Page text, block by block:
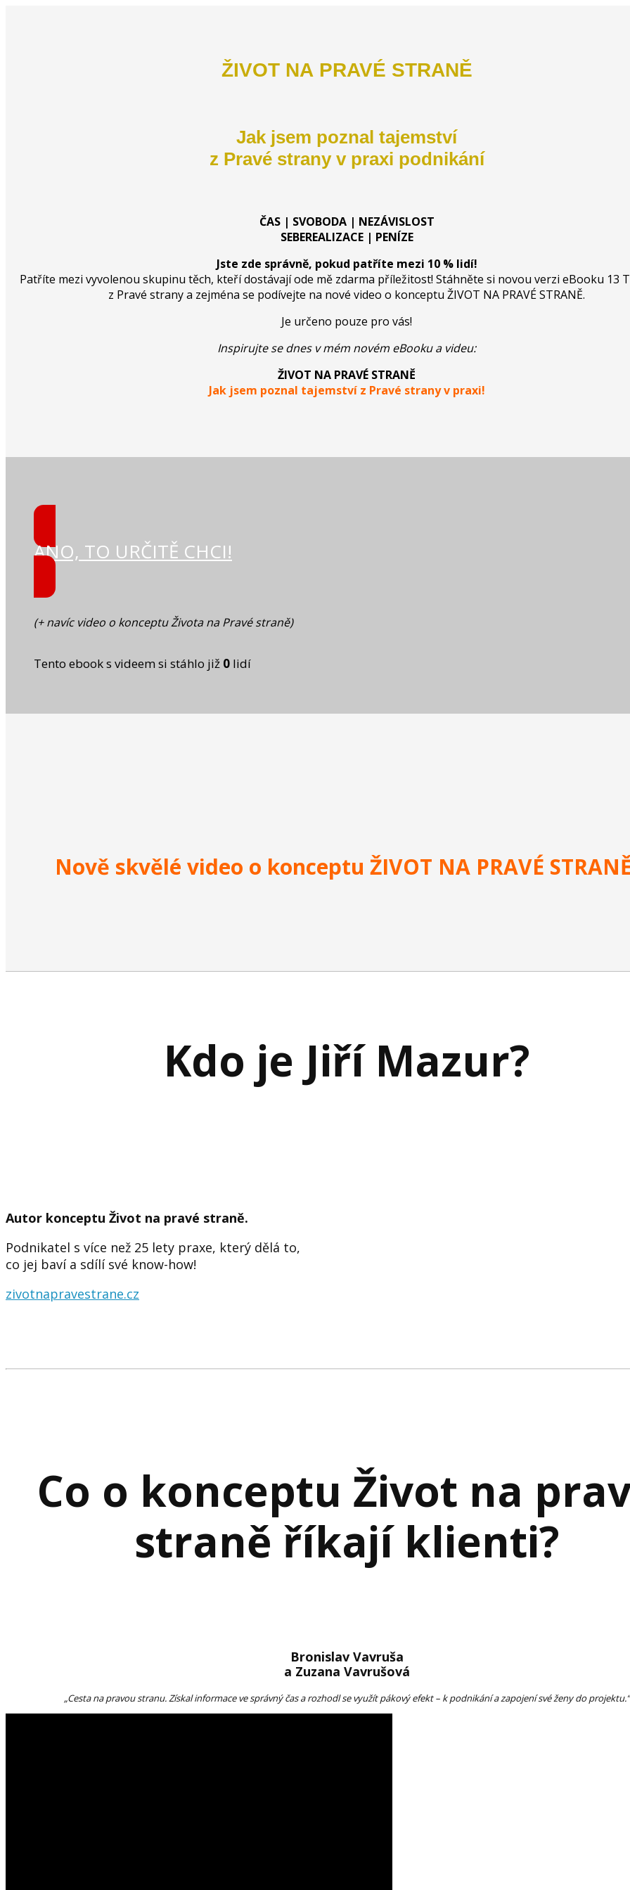
ŽIVOT NA PRAVÉ STRANĚ
Jak jsem poznal tajemství
z Pravé strany v praxi podnikání
ČAS | SVOBODA | NEZÁVISLOST
SEBEREALIZACE | PENÍZE
Jste zde správně, pokud patříte mezi 10 % lidí!
Patříte mezi vyvolenou skupinu těch, kteří dostávají ode mě zdarma příležitost! Stáhněte si novou verzi eBooku 13
z Pravé strany a zejména se podívejte na nové video o konceptu ŽIVOT NA PRAVÉ STRANĚ.
Je určeno pouze pro vás!
Inspirujte se dnes v mém novém eBooku a videu:
ŽIVOT NA PRAVÉ STRANĚ
Jak jsem poznal tajemství z Pravé strany v praxi!
ANO, TO URČITĚ CHCI!
(+ navíc video o konceptu Života na Pravé straně)
Tento ebook s videem si stáhlo již 0 lidí
Nově skvělé video o konceptu ŽIVOT NA PRAVÉ
Kdo je Jiří Mazur?
Autor konceptu Život na pravé straně.
Podnikatel s více než 25 lety praxe, který dělá to,
co jej baví a sdílí své know-how!
zivotnapravestrane.cz
Co o konceptu Život na
straně říkají klienti?
Bronislav Vavruša
a Zuzana Vavrušová
„Cesta na pravou stranu. Získal informace ve správný čas a rozhodl se využít pákový efekt – k podnikání a zapojení své ženy do projektu.“